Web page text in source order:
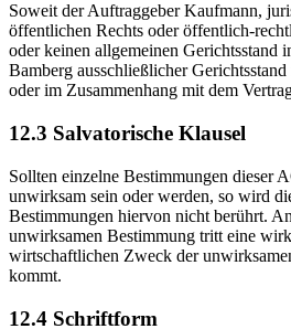
Soweit der Auftraggeber Kaufmann,
öffentlichen Rechts oder öffentlich-
oder keinen allgemeinen Gerichtsstand
Bamberg ausschließlicher
oder im Zusammenhang mit dem
12.3 Salvatorische Klausel
Sollten einzelne Bestimmungen dieser
unwirksam sein oder werden, so wird
Bestimmungen hiervon nicht berührt.
unwirksamen Bestimmung tritt eine
wirtschaftlichen Zweck der
kommt.
12.4 Schriftform